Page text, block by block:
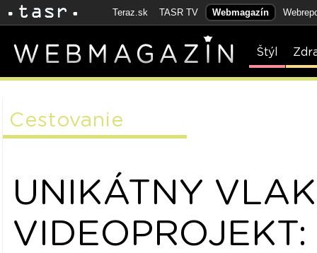
Teraz.sk TASR TV Webmagazín
Štýl
Cestovanie
UNIKÁTNY
VIDEOPROJEKT: